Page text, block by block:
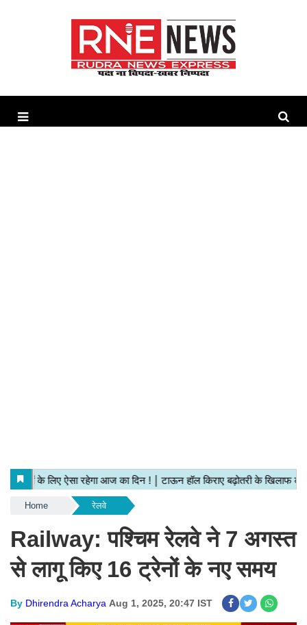
Home रेलवे
Railway:पश्चिम रेलवे ने 7 अगस्त
से लागू किए 16 ट्रेनों के नए समय​​​​​​​
By Dhirendra Acharya Aug 1, 2025, 20:47 IST